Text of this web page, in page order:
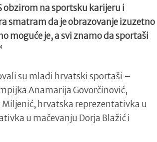
obzirom na sportsku karijeru i
smatram da je obrazovanje izuzetno
moguće je, a svi znamo da sportaši
su mladi hrvatski sportaši –
Anamarija Govorčinović,
hrvatska reprezentativka u
u mačevanju Dorja Blažić i